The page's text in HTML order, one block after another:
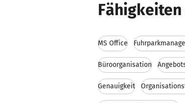
MS Office
Büroorganisation
Genauigkeit